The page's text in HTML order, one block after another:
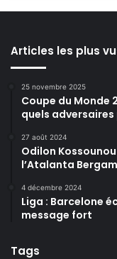
Articles les plus
25 novembre 2025
Coupe du Monde
quels adversaires
27 août 2024
Odilon
l’Atalanta
4 décembre 2024
Liga : Barcelone
message fort
Tags